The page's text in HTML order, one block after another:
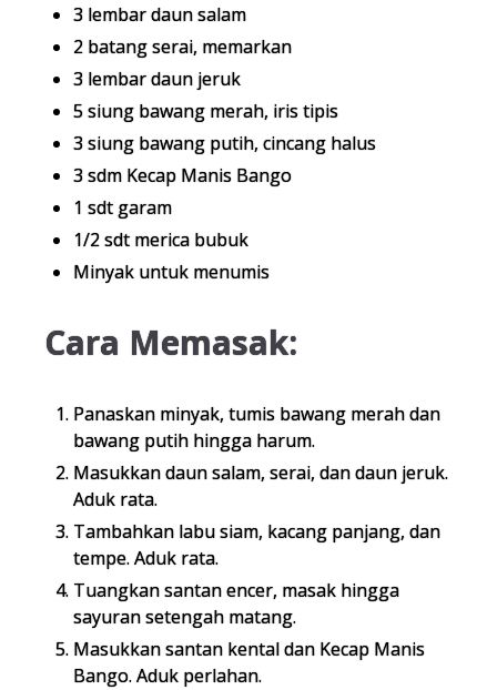
3 lembar daun salam
2 batang serai, memarkan
3 lembar daun jeruk
5 siung bawang merah, iris tipis
3 siung bawang putih, cincang halus
3 sdm Kecap Manis Bango
1 sdt garam
1/2 sdt merica bubuk
Minyak untuk menumis
Cara Memasak:
Panaskan minyak, tumis bawang merah dan
bawang putih hingga harum.
Masukkan daun salam, serai, dan daun jeruk.
Aduk rata.
Tambahkan labu siam, kacang panjang, dan
tempe. Aduk rata.
Tuangkan santan encer, masak hingga
sayuran setengah matang.
Masukkan santan kental dan Kecap Manis
Bango. Aduk perlahan.